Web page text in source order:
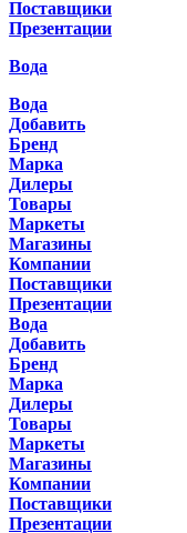
Поставщики
Презентации
Вода
Вода
Добавить
Бренд
Марка
Дилеры
Товары
Маркеты
Магазины
Компании
Поставщики
Презентации
Вода
Добавить
Бренд
Марка
Дилеры
Товары
Маркеты
Магазины
Компании
Поставщики
Презентации